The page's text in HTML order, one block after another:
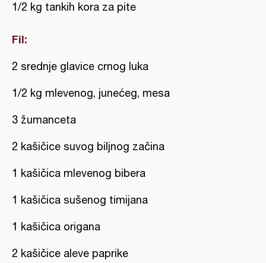
1/2 kg tankih kora za pite
Fil:
2 srednje glavice crnog luka
1/2 kg mlevenog, junećeg, mesa
3 žumanceta
2 kašičice suvog biljnog začina
1 kašičica mlevenog bibera
1 kašičica sušenog timijana
1 kašičica origana
2 kašičice aleve paprike